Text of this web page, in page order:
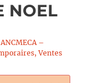
NOEL
–
Ventes